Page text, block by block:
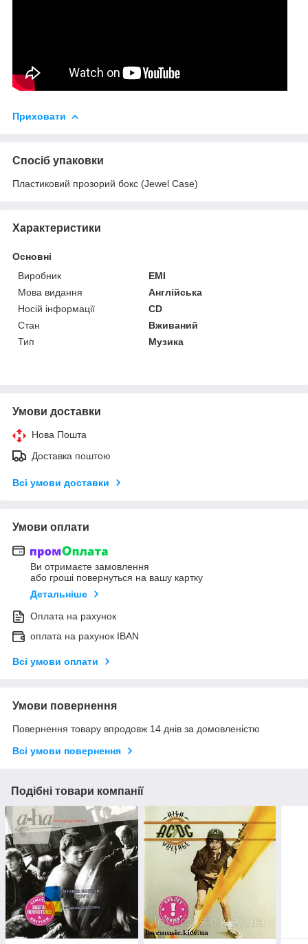
Приховати
Спосіб упаковки
Пластиковий прозорий бокс (Jewel Case)
Характеристики
Основні
Виробник
ЕМІ
Мова видання
Англійська
Носій інформації
CD
Стан
Вживаний
Тип
Музика
Умови доставки
Нова Пошта
Доставка поштою
Всі умови доставки
Умови оплати
Ви отримаєте замовлення
або гроші повернуться на вашу картку
Детальніше
Оплата на рахунок
оплата на рахунок IBAN
Всі умови оплати
Умови повернення
Повернення товару впродовж 14 днів за домовленістю
Всі умови повернення
Подібні товари компанії